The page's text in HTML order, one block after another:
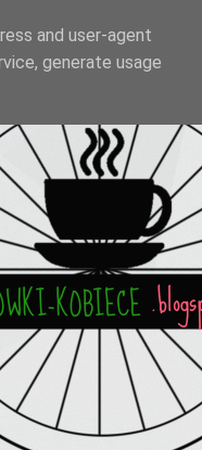
and user-agent
generate usage